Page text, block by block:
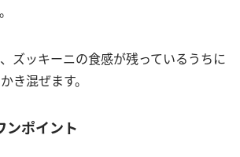
ズッキーニの食感が残っているうちに
き混ぜます。
ンポイント